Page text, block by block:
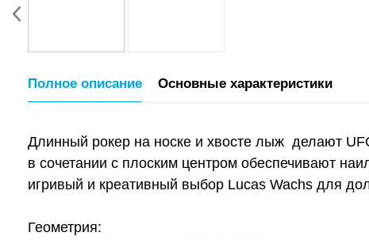
Полное описание Основные характеристики
Длинный рокер на носке и хвосте лыж делают
в сочетании с плоским центром обеспечивают
игривый и креативный выбор Lucas Wachs для
Геометрия: